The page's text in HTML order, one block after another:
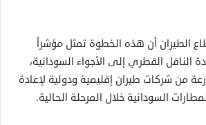
الطيران أن هذه الخطوة تمثل مؤشراً
الناقل القطري إلى الأجواء السودانية،
من شركات طيران إقليمية ودولية لإعادة
السودانية خلال المرحلة الحالية.